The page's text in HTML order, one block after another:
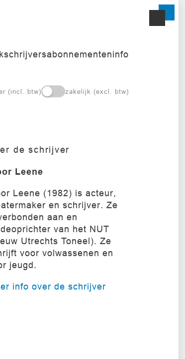
schrijversabonnementeninfo
(incl. btw) zakelijk (excl. btw)
de schrijver
Leene
Leene (1982) is acteur,
en schrijver. Ze
aan en
van het NUT
Utrechts Toneel). Ze
voor volwassenen en
jeugd.
info over de schrijver